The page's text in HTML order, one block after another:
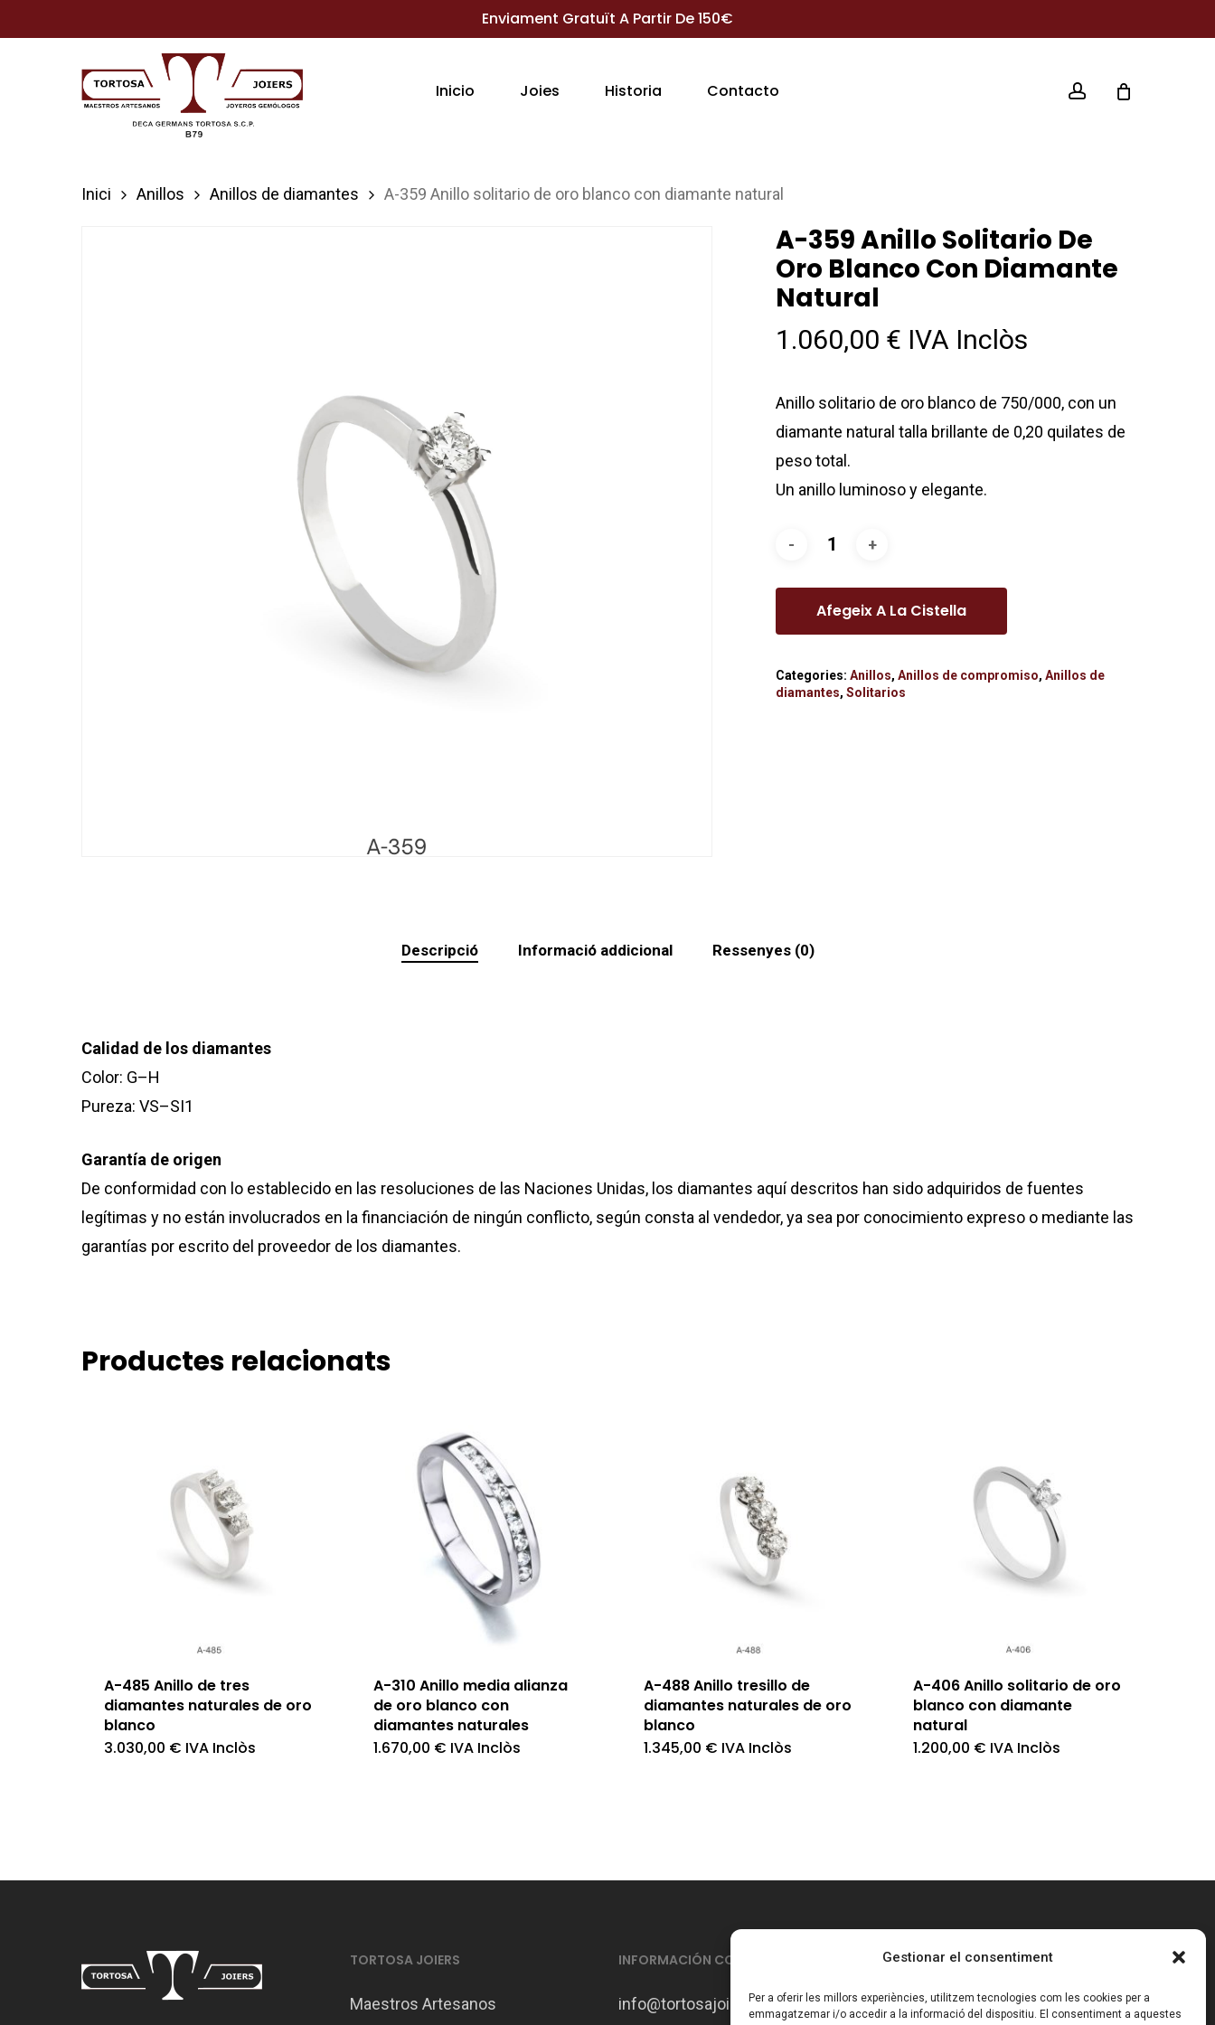
Gestionar el consentiment
Per a oferir les millors experiències, utilitzem tecnologies com les cookies per a
emmagatzemar i/o accedir a la informació del dispositiu. El consentiment a aquestes
to
Enviament Gratuït A Partir De 150€
Inicio Joies Historia Contacto account
Inici Anillos Anillos de diamantes A-359 Anillo solitario de oro blanco con diamante natural
A-359 Anillo Solitario De
Oro Blanco Con Diamante
Natural
1.060,00 € IVA Inclòs
Anillo solitario de oro blanco de 750/000, con un
diamante natural talla brillante de 0,20 quilates de
peso total.
Un anillo luminoso y elegante.
Afegeix A La Cistella
Categories:Anillos,Anillos de compromiso,Anillos de
diamantes,Solitarios
Descripció Informació addicional Ressenyes (0)
Calidad de los diamantes
Color: G–H
Pureza: VS–SI1
Garantía de origen
De conformidad con lo establecido en las resoluciones de las Naciones Unidas, los diamantes aquí descritos han sido adquiridos de fuentes
legítimas y no están involucrados en la financiación de ningún conflicto, según consta al vendedor, ya sea por conocimiento expreso o mediante las
garantías por escrito del proveedor de los diamantes.
Productes relacionats
A-485 Anillo de tres
diamantes naturales de oro
blanco
3.030,00 € IVA Inclòs
A-310 Anillo media alianza
de oro blanco con
diamantes naturales
1.670,00 € IVA Inclòs
A-488 Anillo tresillo de
diamantes naturales de oro
blanco
1.345,00 € IVA Inclòs
A-406 Anillo solitario de oro
blanco con diamante
natural
1.200,00 € IVA Inclòs
TORTOSA JOIERS
Maestros Artesanos
INFORMACIÓN CONTACTO
info@tortosajoiers.com
CONDICIONS GENERALS
Termes i Condicions